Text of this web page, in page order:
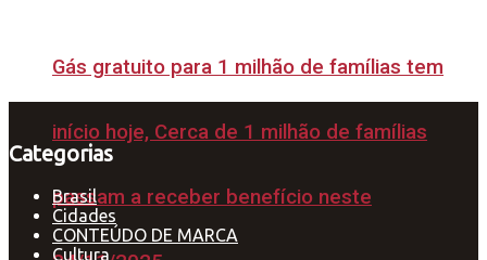
Gás gratuito para 1 milhão de famílias tem
início hoje, Cerca de 1 milhão de famílias
passam a receber benefício neste
Categorias
Brasil
Cidades
CONTEÚDO DE MARCA
Cultura